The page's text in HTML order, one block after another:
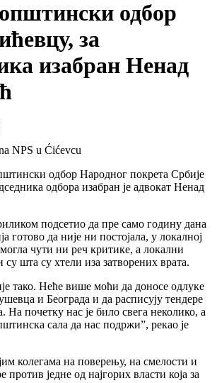
одбор
за
изабран Ненад
одбор Народног покрета Србије
одбора изабран је адвокат Ненад
подсетио да пре само годину дана
готово да није ни постојала, у локалној
чути ни реч критике, а локални
шта су хтели иза затворених врата.
тако. Неће више моћи да доносе одлуке
и Београда и да расписују тендере
На почетку нас је било свега неколико, а
сала да нас подржи”, рекао је
колегама на поверењу, на смелости и
против једне од најгорих власти која за